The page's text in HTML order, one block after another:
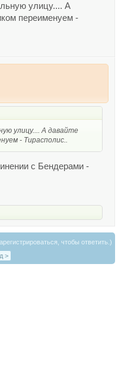
улицу.... А
переименуем -
улицу.... А давайте
- Тирасполис..
с Бендерами -
чтобы ответить.)
>